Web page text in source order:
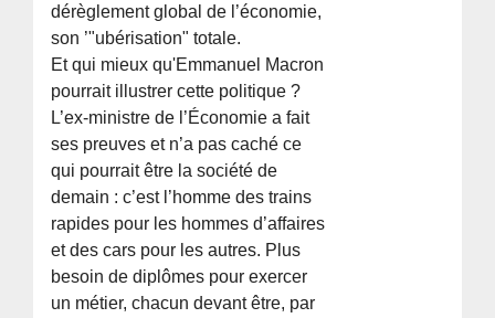
dérèglement global de l’économie,
son ’"ubérisation" totale.
Et qui mieux qu'Emmanuel Macron
pourrait illustrer cette politique ?
L’ex-ministre de l’Économie a fait
ses preuves et n’a pas caché ce
qui pourrait être la société de
demain : c’est l’homme des trains
rapides pour les hommes d’affaires
et des cars pour les autres. Plus
besoin de diplômes pour exercer
un métier, chacun devant être, par